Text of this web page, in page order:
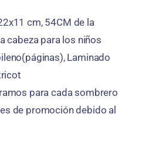
cm, 54CM de la
cabeza para los niños
Laminado
para cada sombrero
de promoción debido al